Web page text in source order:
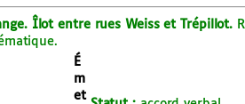
Îlot entre rues Weiss et Trépillot.
É
m
et